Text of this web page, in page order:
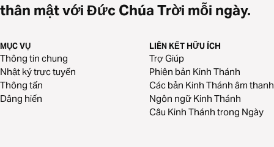
thân mật với Đức Chúa Trời mỗi ngày.
MỤC VỤ
Thông tin chung
Nhật ký trực tuyến
Thông tấn
Dâng hiến
LIÊN KẾT HỮU ÍCH
Trợ Giúp
Phiên bản Kinh Thánh
Các bản Kinh Thánh âm thanh
Ngôn ngữ Kinh Thánh
Câu Kinh Thánh trong Ngày